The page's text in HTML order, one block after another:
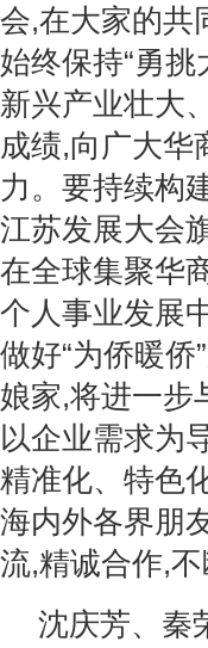
会,在大家的共
始终保持“勇
新兴产业壮大
成绩,向广大华
力。要持续构
江苏发展大会
在全球集聚华
个人事业发展
做好“为侨暖
娘家,将进一步
以企业需求为
精准化、特色
海内外各界朋
流,精诚合作,
沈庆芳、秦